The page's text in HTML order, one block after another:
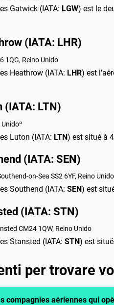
Gatwick (IATA: LGW) est le
(IATA: LHR)
1QG, Reino Unido
Heathrow (IATA: LHR) est
(IATA: LTN)
Luton (IATA: LTN) est situé à
(IATA: SEN)
on-Sea SS2 6YF, Reino Unido
Southend (IATA: SEN) est
(IATA: STN)
CM24 1QW, Reino Unido
Stansted (IATA: STN) est
per trovare
compagnies aériennes qui